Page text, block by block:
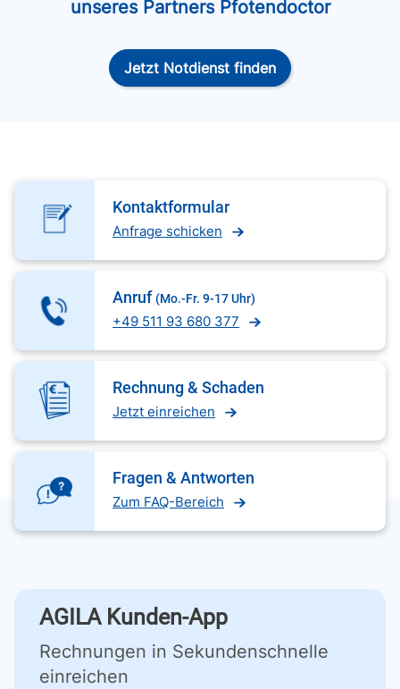
unseres Partners Pfotendoctor
Jetzt Notdienst finden
Kontaktformular
Anfrage schicken
Anruf (Mo.-Fr. 9-17 Uhr)
+49 511 93 680 377
Rechnung & Schaden
Jetzt einreichen
Fragen & Antworten
Zum FAQ-Bereich
AGILA Kunden-App
Rechnungen in Sekundenschnelle
einreichen